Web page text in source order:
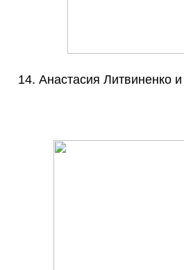
14. Анастасия Литвиненко